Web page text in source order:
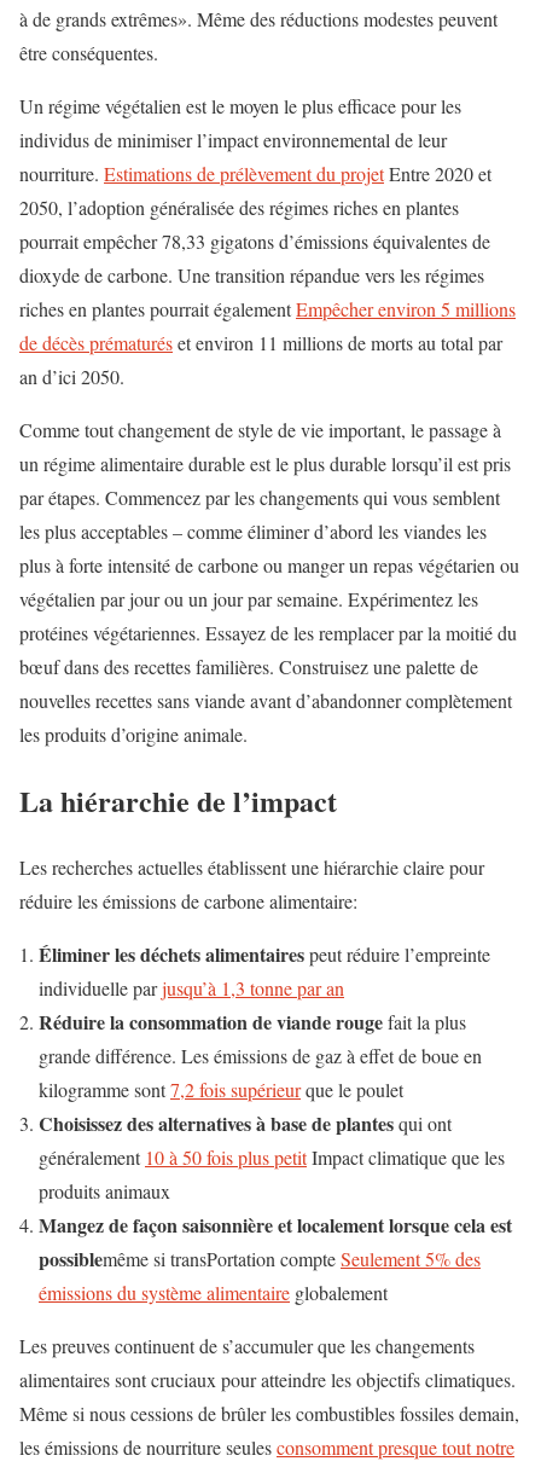
à de grands extrêmes». Même des réductions modestes peuvent
être conséquentes.
Un régime végétalien est le moyen le plus efficace pour les
individus de minimiser l’impact environnemental de leur
nourriture. Estimations de prélèvement du projetEntre 2020 et
2050, l’adoption généralisée des régimes riches en plantes
pourrait empêcher 78,33 gigatons d’émissions équivalentes de
dioxyde de carbone. Une transition répandue vers les régimes
riches en plantes pourrait égalementEmpêcher environ 5 millions
de décès prématuréset environ 11 millions de morts au total par
an d’ici 2050.
Comme tout changement de style de vie important, le passage à
un régime alimentaire durable est le plus durable lorsqu’il est pris
par étapes. Commencez par les changements qui vous semblent
les plus acceptables – comme éliminer d’abord les viandes les
plus à forte intensité de carbone ou manger un repas végétarien ou
végétalien par jour ou un jour par semaine. Expérimentez les
protéines végétariennes. Essayez de les remplacer par la moitié du
bœuf dans des recettes familières. Construisez une palette de
nouvelles recettes sans viande avant d’abandonner complètement
les produits d’origine animale.
La hiérarchie de l’impact
Les recherches actuelles établissent une hiérarchie claire pour
réduire les émissions de carbone alimentaire:
Éliminer les déchets alimentairespeut réduire l’empreinte
individuelle parjusqu’à 1,3 tonne par an
Réduire la consommation de viande rougefait la plus
grande différence. Les émissions de gaz à effet de boue en
kilogramme sont7,2 fois supérieurque le poulet
Choisissez des alternatives à base de plantesqui ont
généralement 10 à 50 fois plus petitImpact climatique que les
produits animaux
Mangez de façon saisonnière et localement lorsque cela est
possiblemême si transPortation compteSeulement 5% des
émissions du système alimentaire globalement
Les preuves continuent de s’accumuler que les changements
alimentaires sont cruciaux pour atteindre les objectifs climatiques.
Même si nous cessions de brûler les combustibles fossiles demain,
les émissions de nourriture seulesconsomment presque tout notre